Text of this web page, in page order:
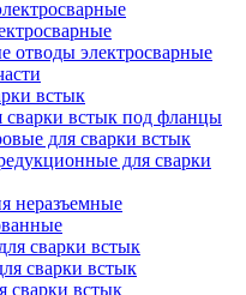
отводы электросварные
встык
сварки встык под фланцы
для сварки встык
для сварки
неразъемные
сварки встык
сварки встык
сварки встык